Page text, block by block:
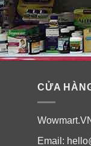
CỬA
Email: